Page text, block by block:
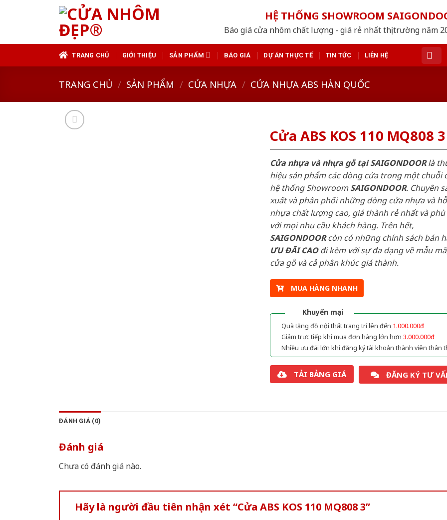
HỆ THỐNG SHOWROOM
Báo giá cửa nhôm chất lượng - giá rẻ nhất thị trường năm
TRANG CHỦ GIỚI THIỆU SẢN PHẨM BÁO GIÁ DỰ ÁN THỰC TẾ TIN TỨC LIÊN HỆ
TRANG CHỦ / SẢN PHẨM / CỬA NHỰA / CỬA NHỰA ABS HÀN QUỐC
Cửa ABS KOS 110 MQ808 3
Cửa nhựa và nhựa gỗ tại SAIGONDOORlà
hiệu sản phẩm các dòng cửa trong một chuỗi
hệ thống ShowroomSAIGONDOOR. Chuyên
xuất và phân phối những dòng cửa nhựa và
nhựa chất lượng cao, giá thành rẻ nhất và
với mọi nhu cầu khách hàng. Trên hết,
SAIGONDOORcòn có những chính sách bán
ƯU ĐÃI CAOđi kèm với sự đa dạng về mẫu
cửa gỗ và cả phân khúc giá thành.
MUA HÀNG NHANH
Khuyến mại
Quà tặng đồ nội thất trang trí lên đến 1.000.000đ
Giảm trực tiếp khi mua đơn hàng lớn hơn 3.000.000đ
Nhiều ưu đãi lớn khi đăng ký tài khoản thành viên thân
TẢI BẢNG GIÁ ĐĂNG KÝ TƯ
ĐÁNH GIÁ (0)
Đánh giá
Chưa có đánh giá nào.
Hãy là người đầu tiên nhận xét “Cửa ABS KOS 110 MQ808 3”